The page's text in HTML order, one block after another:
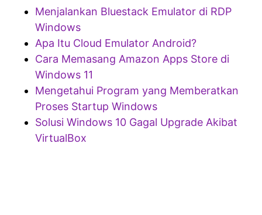
Menjalankan Bluestack Emulator di RDP
Windows
Apa Itu Cloud Emulator Android?
Cara Memasang Amazon Apps Store di
Windows 11
Mengetahui Program yang Memberatkan
Proses Startup Windows
Solusi Windows 10 Gagal Upgrade Akibat
VirtualBox